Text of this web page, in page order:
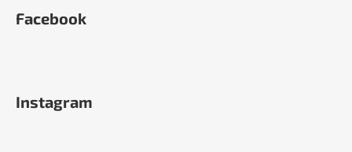
Facebook
Instagram